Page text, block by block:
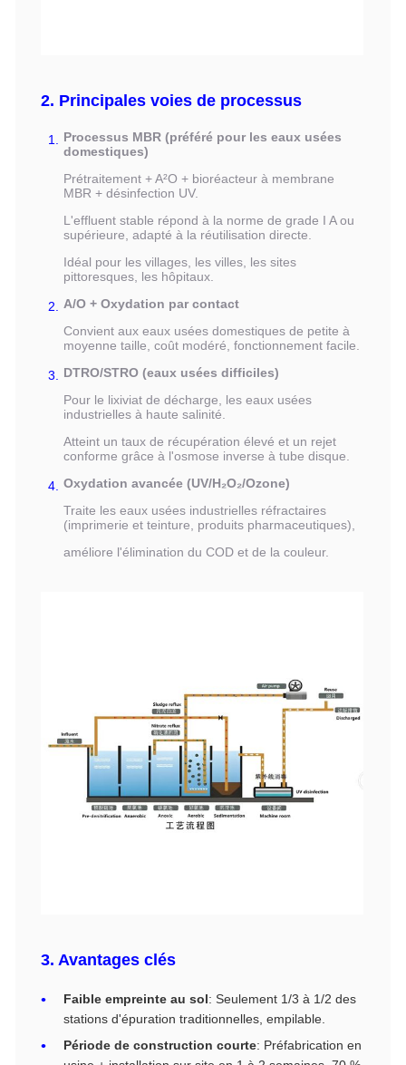
2. Principales voies de processus
Processus MBR (préféré pour les eaux usées
domestiques)
Prétraitement + A²O + bioréacteur à membrane
MBR + désinfection UV.
L'effluent stable répond à la norme de grade I A ou
supérieure, adapté à la réutilisation directe.
Idéal pour les villages, les villes, les sites
pittoresques, les hôpitaux.
A/O + Oxydation par contact
Convient aux eaux usées domestiques de petite à
moyenne taille, coût modéré, fonctionnement facile.
DTRO/STRO (eaux usées difficiles)
Pour le lixiviat de décharge, les eaux usées
industrielles à haute salinité.
Atteint un taux de récupération élevé et un rejet
conforme grâce à l'osmose inverse à tube disque.
Oxydation avancée (UV/H₂O₂/Ozone)
Traite les eaux usées industrielles réfractaires
(imprimerie et teinture, produits pharmaceutiques),
améliore l'élimination du COD et de la couleur.
3. Avantages clés
Faible empreinte au sol: Seulement 1/3 à 1/2 des
stations d'épuration traditionnelles, empilable.
Période de construction courte: Préfabrication en